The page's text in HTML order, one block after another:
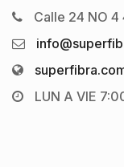
Calle 24 NO 4
LUN A VIE